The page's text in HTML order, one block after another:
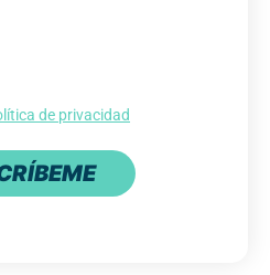
de privacidad